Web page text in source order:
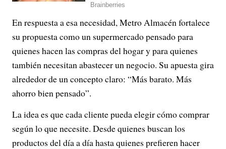
En respuesta a esa necesidad, Metro Almacén fortalece
su propuesta como un supermercado pensado para
quienes hacen las compras del hogar y para quienes
también necesitan abastecer un negocio. Su apuesta gira
alrededor de un concepto claro: “Más barato. Más
ahorro bien pensado”.
La idea es que cada cliente pueda elegir cómo comprar
según lo que necesite. Desde quienes buscan los
productos del día a día hasta quienes prefieren hacer